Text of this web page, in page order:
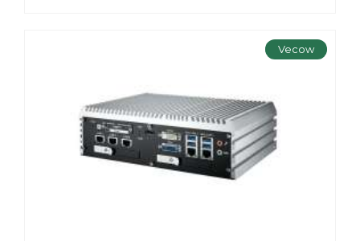
Vecow